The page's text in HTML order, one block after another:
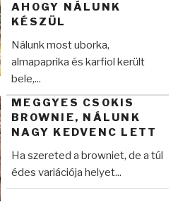
AHOGY NÁLUNK
KÉSZÜL
Nálunk most uborka,
almapaprika és karfiol került
bele,...
MEGGYES CSOKIS
BROWNIE, NÁLUNK
NAGY KEDVENC LETT
Ha szereted a browniet, de a túl
édes variációja helyet...